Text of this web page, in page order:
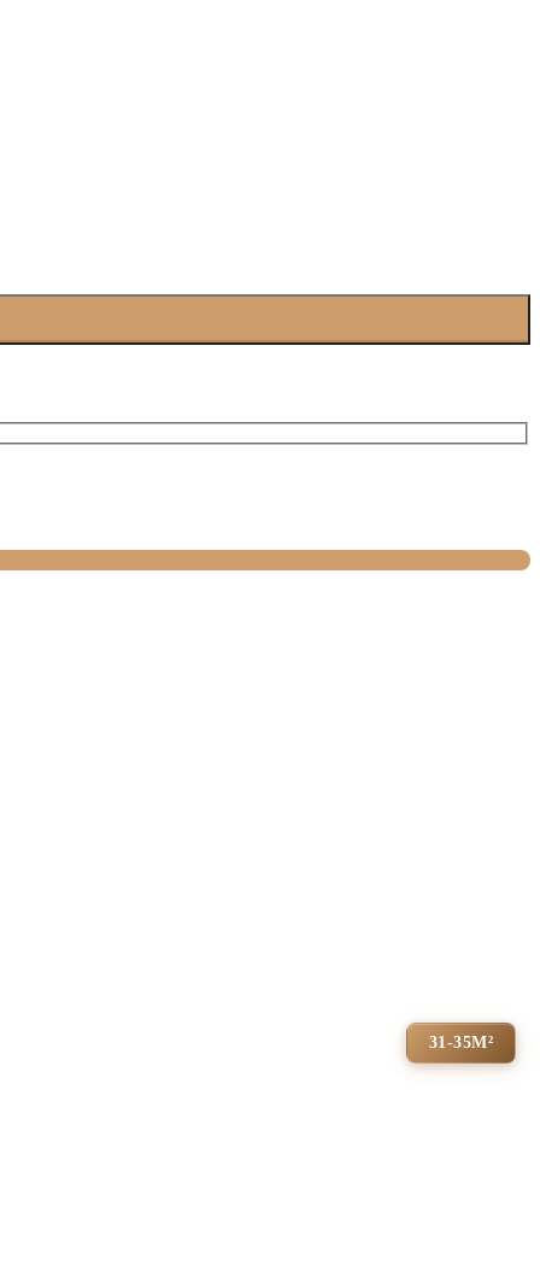
31-35М²